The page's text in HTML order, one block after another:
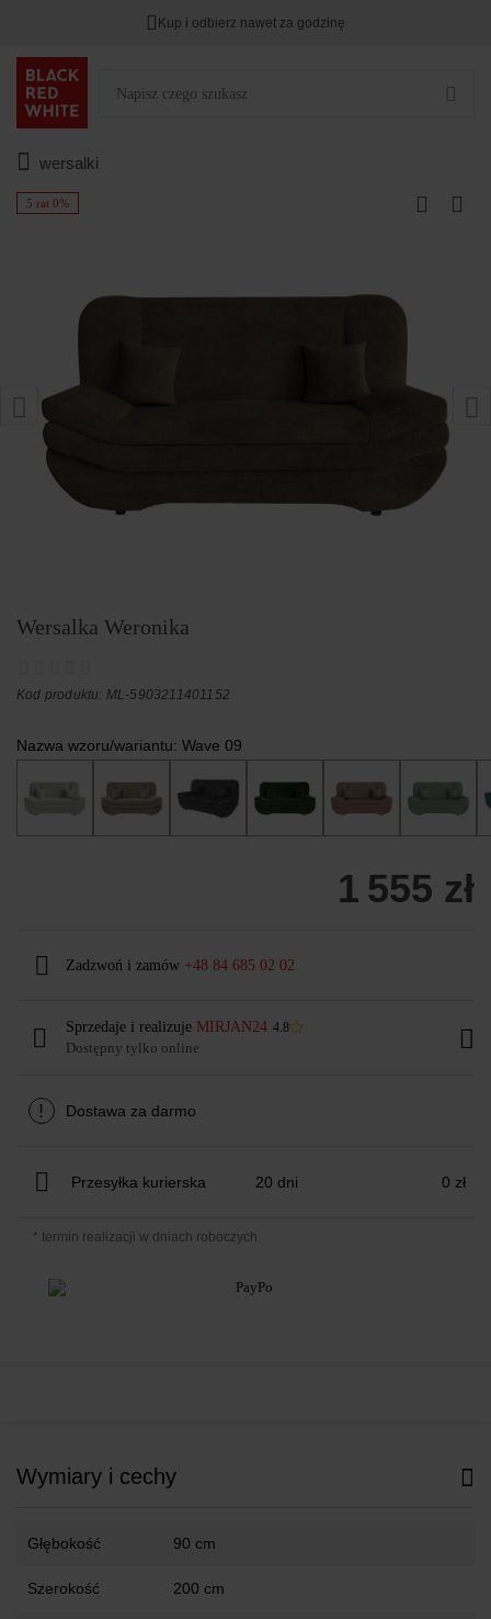
Kup i odbierz nawet za godzinę
wersalki
5 rat 0%
Wersalka Weronika
Kod produktu: ML-5903211401152
Nazwa wzoru/wariantu: Wave 09
1 555 zł
Zadzwoń i zamów +48 84 685 02 02
Sprzedaje i realizuje MIRJAN24 4.8
Dostępny tylko online
! Dostawa za darmo
Przesyłka kurierska 20 dni 0 zł
* termin realizacji w dniach roboczych
Wymiary i cechy
Głębokość 90 cm
Szerokość 200 cm